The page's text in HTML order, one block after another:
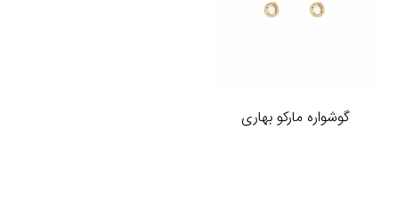
گوشواره مارکو بهاری